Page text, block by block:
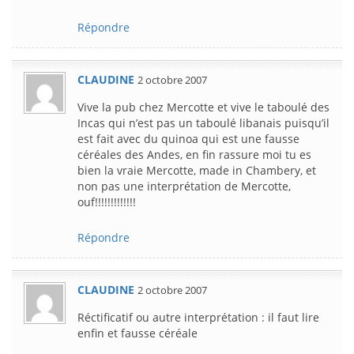
Répondre
CLAUDINE 2 octobre 2007
Vive la pub chez Mercotte et vive le taboulé des
Incas qui n’est pas un taboulé libanais puisqu’il
est fait avec du quinoa qui est une fausse
céréales des Andes, en fin rassure moi tu es
bien la vraie Mercotte, made in Chambery, et
non pas une interprétation de Mercotte,
ouf!!!!!!!!!!!!!
Répondre
CLAUDINE 2 octobre 2007
Réctificatif ou autre interprétation : il faut lire
enfin et fausse céréale